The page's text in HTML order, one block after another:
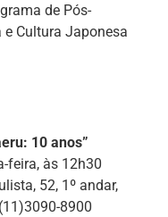
de Pós-
Cultura Japonesa
10 anos”
feira, às 12h30
52, 1º andar,
8900